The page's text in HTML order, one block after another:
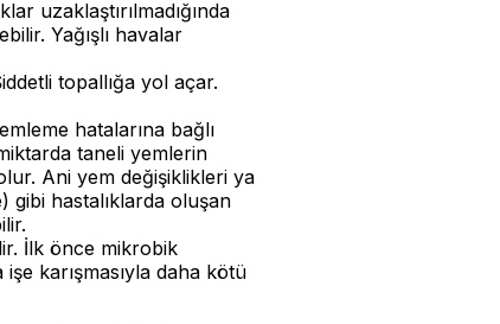
uzaklaştırılmadığında
Yağışlı havalar
topallığa yol açar.
hatalarına bağlı
taneli yemlerin
Ani yem değişiklikleri ya
hastalıklarda oluşan
İlk önce mikrobik
karışmasıyla daha kötü